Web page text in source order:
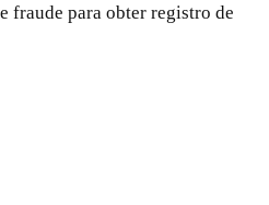
fraude para obter registro de